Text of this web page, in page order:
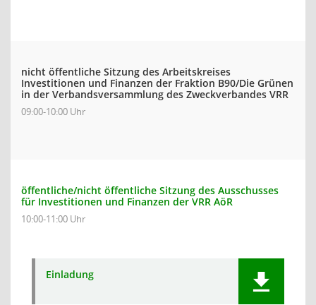
nicht öffentliche Sitzung des Arbeitskreises
Investitionen und Finanzen der Fraktion B90/Die Grünen
in der Verbandsversammlung des Zweckverbandes VRR
09:00-10:00 Uhr
öffentliche/nicht öffentliche Sitzung des Ausschusses
für Investitionen und Finanzen der VRR AöR
10:00-11:00 Uhr
Einladung